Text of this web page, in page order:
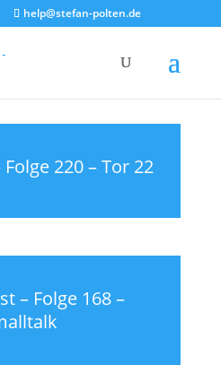
help@stefan-polten.de
220 – Tor 22
– Folge 168 –